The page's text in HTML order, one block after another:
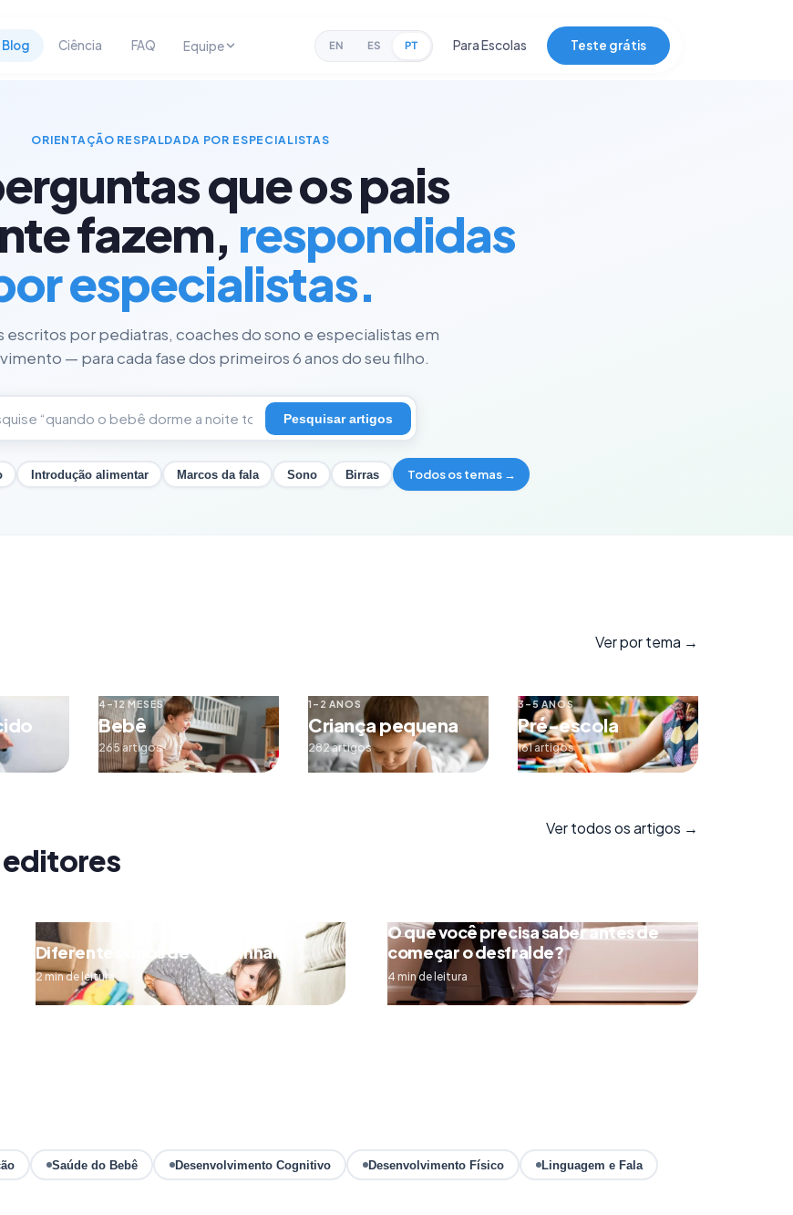
Blog Ciência FAQ Equipe EN ES PT Para Escolas Teste grátis
ORIENTAÇÃO RESPALDADA POR ESPECIALISTAS
que os pais
fazem,respondidas
especialistas.
escritos por pediatras, coaches do sono e especialistas em
— para cada fase dos primeiros 6 anos do seu filho.
Pesquisar artigos
Introdução alimentar Marcos da fala Sono Birras Todos os temas →
Ver por tema →
4–12 MESES
Bebê
265 artigos
1–2 ANOS
Criança pequena
282 artigos
3–5 ANOS
Pré-escola
161 artigos
editores
Ver todos os artigos →
Diferentes tipos de engatinhar
2 min de leitura
O que você precisa saber antes de
começar o desfralde?
4 min de leitura
Saúde do Bebê Desenvolvimento Cognitivo Desenvolvimento Físico Linguagem e Fala